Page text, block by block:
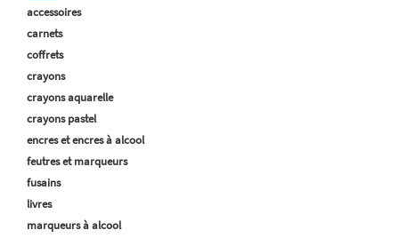
accessoires
carnets
coffrets
crayons
crayons aquarelle
crayons pastel
encres et encres à alcool
feutres et marqueurs
fusains
livres
marqueurs à alcool